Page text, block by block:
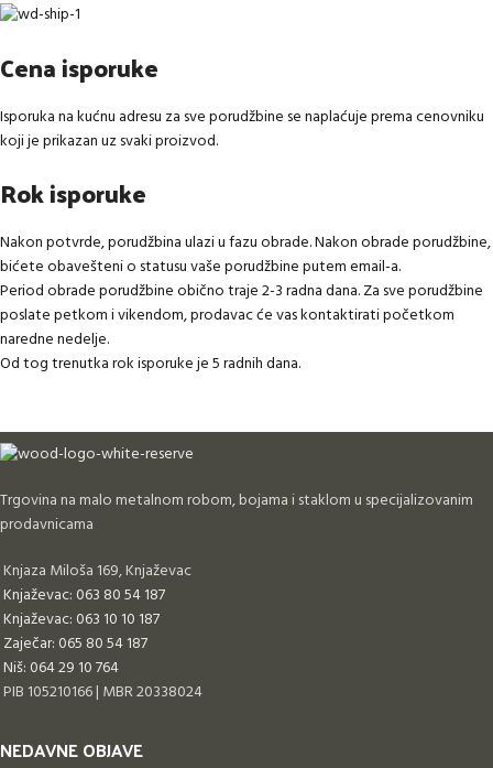
Cena isporuke
Isporuka na kućnu adresu za sve porudžbine se naplaćuje prema cenovniku
koji je prikazan uz svaki proizvod.
Rok isporuke
Nakon potvrde, porudžbina ulazi u fazu obrade. Nakon obrade porudžbine,
bićete obavešteni o statusu vaše porudžbine putem email-a.
Period obrade porudžbine obično traje 2-3 radna dana. Za sve porudžbine
poslate petkom i vikendom, prodavac će vas kontaktirati početkom
naredne nedelje.
Od tog trenutka rok isporuke je 5 radnih dana.
Trgovina na malo metalnom robom, bojama i staklom u specijalizovanim
prodavnicama
Knjaza Miloša 169, Knjaževac
Knjaževac: 063 80 54 187
Knjaževac: 063 10 10 187
Zaječar: 065 80 54 187
Niš: 064 29 10 764
PIB 105210166 | MBR 20338024
NEDAVNE OBJAVE